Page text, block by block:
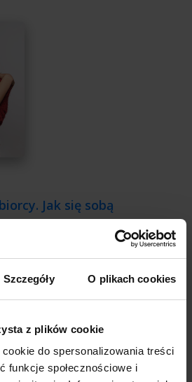
Szczegóły O plikach cookies
z plików cookie
do spersonalizowania treści
funkcje społecznościowe i
Jak się sobą
ciężar odpowiedzialności to dla
Jeśli jesteś właścicielem firmy,
w sferze fizycznej, jak i mentalnej,